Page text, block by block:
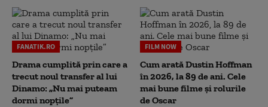
FANATIK.RO
Drama cumplită prin care a
trecut noul transfer al lui
Dinamo: „Nu mai puteam
dormi nopțile”
FILM NOW
Cum arată Dustin Hoffman
în 2026, la 89 de ani. Cele
mai bune filme și rolurile
de Oscar